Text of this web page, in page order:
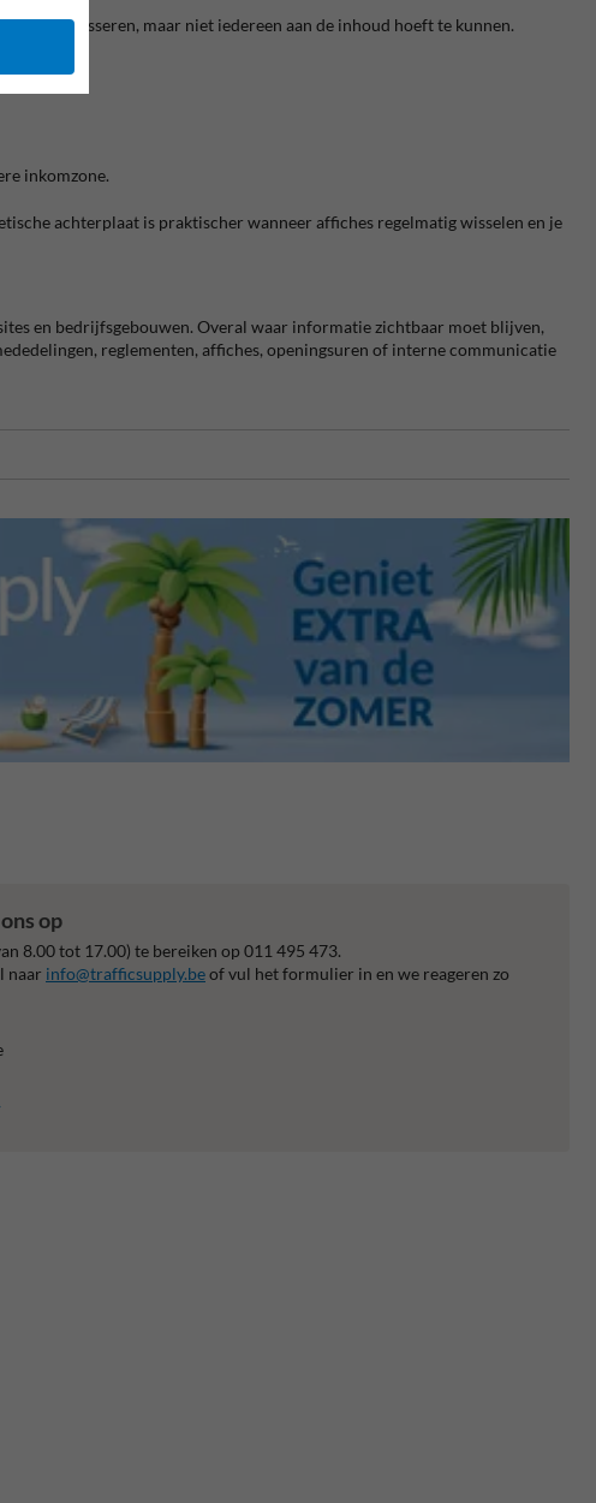
passeren, maar niet iedereen aan de inhoud hoeft te kunnen.
inkomzone.
achterplaat is praktischer wanneer affiches regelmatig wisselen en je
en bedrijfsgebouwen. Overal waar informatie zichtbaar moet blijven,
reglementen, affiches, openingsuren of interne communicatie
op
8.00 tot 17.00) te bereiken op 011 495 473.
naar info@trafficsupply.beof vul het formulier in en we reageren zo